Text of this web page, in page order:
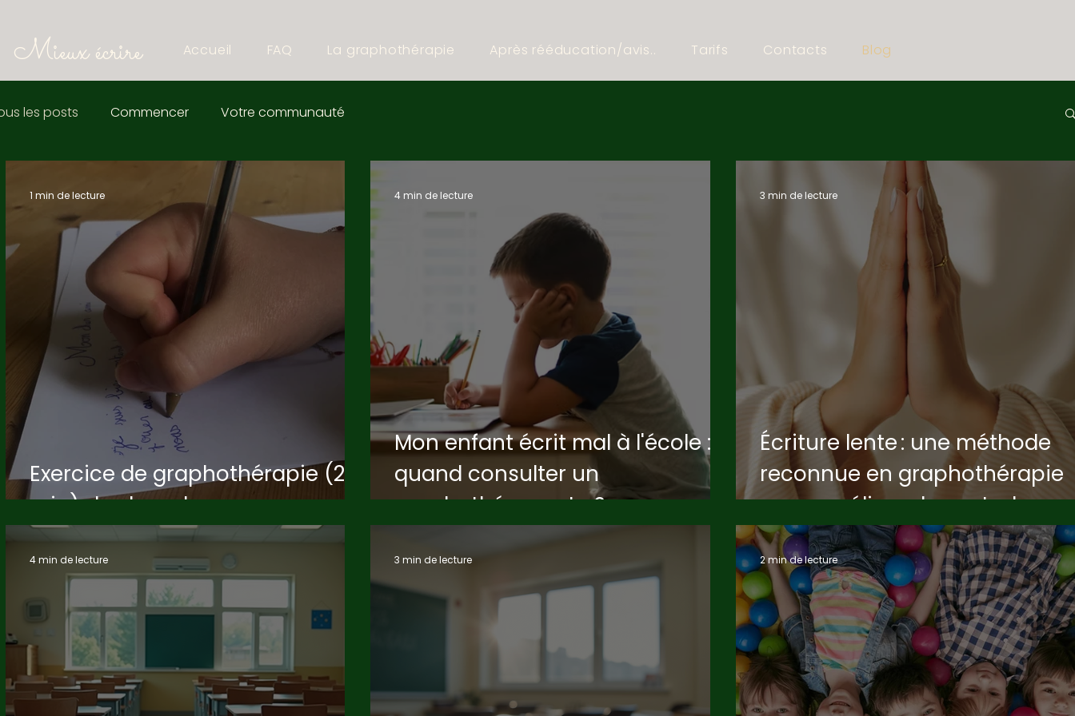
Mieux écrire Accueil FAQ La graphothérapie Après rééducation/avis.. Tarifs Contacts Blog
les posts Commencer Votre communauté
Exercice de graphothérapie (2
min) : les boucles
1 min de lecture
Mon enfant écrit mal à l'école :
quand consulter un
graphothérapeute ?
4 min de lecture
Écriture lente : une méthode
reconnue en graphothérapie
pour améliorer le geste, la
concentration et le bien-être
3 min de lecture
4 min de lecture 3 min de lecture 2 min de lecture